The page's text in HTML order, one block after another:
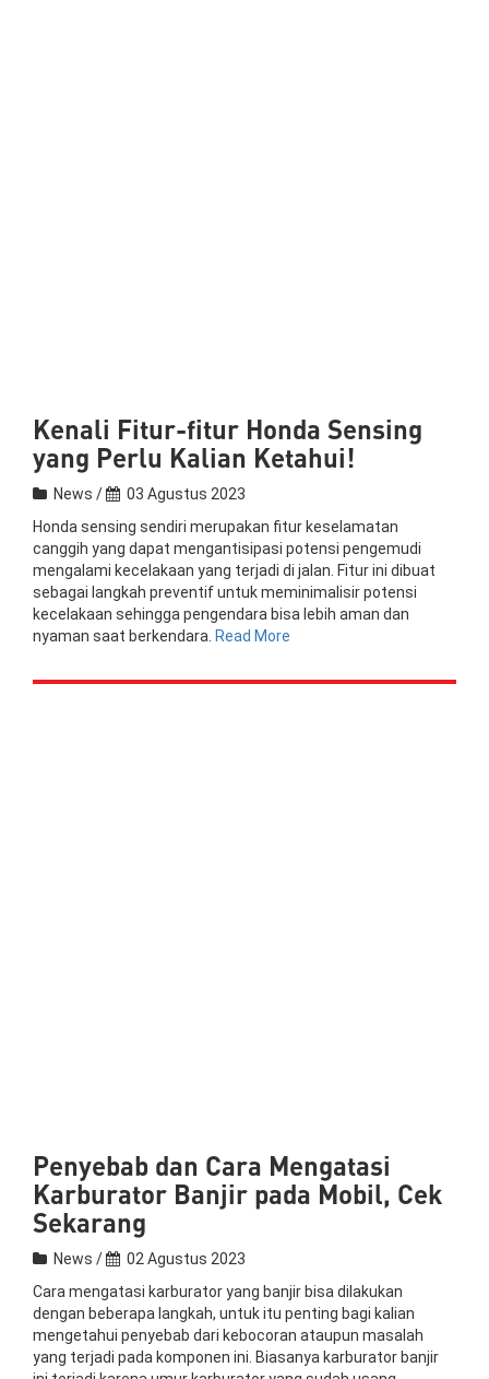
Kenali Fitur-fitur Honda Sensing
yang Perlu Kalian Ketahui!
News /
03 Agustus 2023
Honda sensing sendiri merupakan fitur keselamatan
canggih yang dapat mengantisipasi potensi pengemudi
mengalami kecelakaan yang terjadi di jalan. Fitur ini dibuat
sebagai langkah preventif untuk meminimalisir potensi
kecelakaan sehingga pengendara bisa lebih aman dan
nyaman saat berkendara. Read More
Penyebab dan Cara Mengatasi
Karburator Banjir pada Mobil, Cek
Sekarang
News /
02 Agustus 2023
Cara mengatasi karburator yang banjir bisa dilakukan
dengan beberapa langkah, untuk itu penting bagi kalian
mengetahui penyebab dari kebocoran ataupun masalah
yang terjadi pada komponen ini. Biasanya karburator banjir